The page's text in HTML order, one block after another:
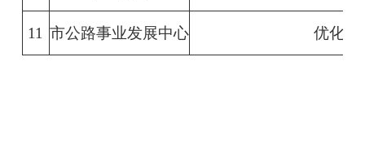
11 市公路事业发展中心 优化出